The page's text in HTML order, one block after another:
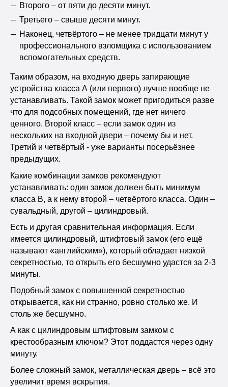
Второго – от пяти до десяти минут.
Третьего – свыше десяти минут.
Наконец, четвёртого – не менее тридцати минут у
профессионального взломщика с использованием
вспомогательных средств.
Таким образом, на входную дверь запирающие
устройства класса А (или первого) лучше вообще не
устанавливать. Такой замок может пригодиться разве
что для подсобных помещений, где нет ничего
ценного. Второй класс – если замок один из
нескольких на входной двери – почему бы и нет.
Третий и четвёртый - уже варианты посерьёзнее
предыдущих.
Какие комбинации замков рекомендуют
устанавливать: один замок должен быть минимум
класса В, а к нему второй – четвёртого класса. Один –
сувальдный, другой – цилиндровый.
Есть и другая сравнительная информация. Если
имеется цилиндровый, штифтовый замок (его ещё
называют «английским»), который обладает низкой
секретностью, то открыть его бесшумно удастся за 2-3
минуты.
Подобный замок с повышенной секретностью
открывается, как ни странно, ровно столько же. И
столь же бесшумно.
А как с цилиндровым штифтовым замком с
крестообразным ключом? Этот поддастся через одну
минуту.
Более сложный замок, металлическая дверь – всё это
увеличит время вскрытия.